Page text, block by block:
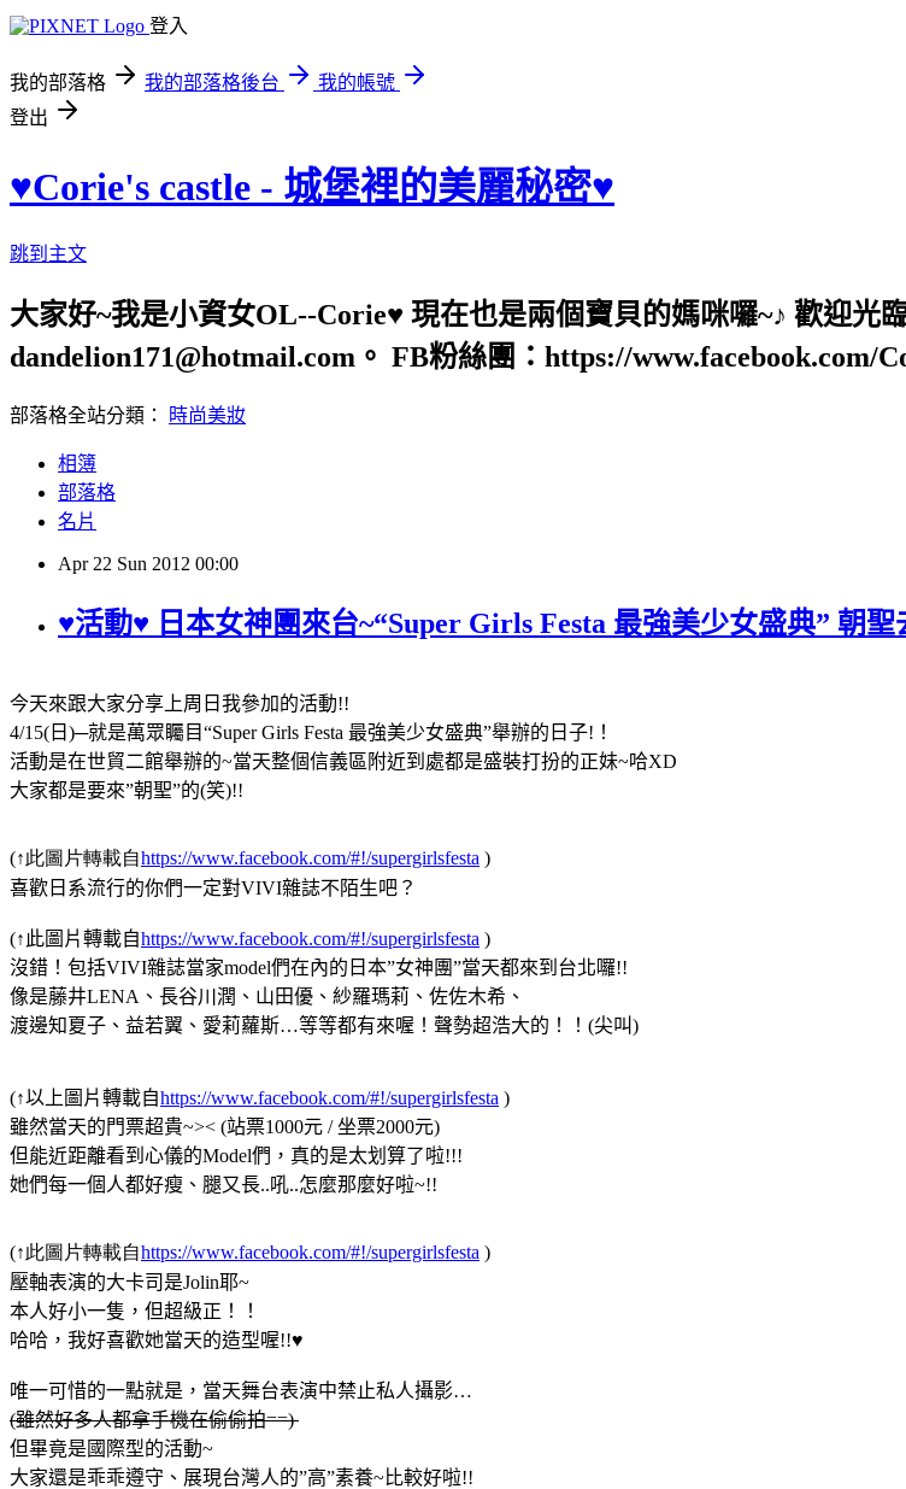
登入
我的部落格 我的部落格後台
我的帳號
登出
♥Corie's castle - 城堡裡的美麗秘密♥
跳到主文
大家好~我是小資女OL--Corie♥ 現在也是兩個寶貝的媽咪囉~♪ 歡迎
dandelion171@hotmail.com。 FB粉絲團：https://www.facebook.com/
部落格全站分類： 時尚美妝
相簿
部落格
名片
Apr 22 Sun 2012 00:00
♥活動♥ 日本女神團來台~“Super Girls Festa 最強美少女盛典” 朝聖
今天來跟大家分享上周日我參加的活動!!
4/15( 日 )─就是萬眾矚目“Super Girls Festa 最強美少女盛典”舉辦的日子! ！
活動是在世貿二館舉辦的~當天整個信義區附近到處都是盛裝打扮的正妹~哈XD
大家都是要來”朝聖”的(笑)!!
(↑此圖片轉載自https://www.facebook.com/#!/supergirlsfesta )
喜歡日系流行的你們一定對VIVI雜誌不陌生吧？
(↑此圖片轉載自https://www.facebook.com/#!/supergirlsfesta )
沒錯！包括VIVI雜誌當家model們在內的日本”女神團”當天都來到台北囉!!
像是藤井LENA 、長谷川潤、山田優、紗羅瑪莉、佐佐木希、
渡邊知夏子、益若翼、愛莉蘿斯…等等都有來喔！聲勢超浩大的！！ (尖叫)
(↑以上圖片轉載自https://www.facebook.com/#!/supergirlsfesta )
雖然當天的門票超貴~>< (站票1000元 /坐票2000元)
但能近距離看到心儀的Model們，真的是太划算了啦!!!
她們每一個人都好瘦、腿又長..吼..怎麼那麼好啦~!!
(↑此圖片轉載自https://www.facebook.com/#!/supergirlsfesta )
壓軸表演的大卡司是Jolin耶~
本人好小一隻，但超級正！！
哈哈，我好喜歡她當天的造型喔!!♥
唯一可惜的一點就是，當天舞台表演中禁止私人攝影…
(雖然好多人都拿手機在偷偷拍==)
但畢竟是國際型的活動~
大家還是乖乖遵守、展現台灣人的”高”素養~比較好啦!!